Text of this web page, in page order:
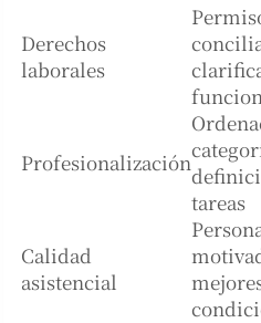
Derechos
laborales
Profesionalización
tareas
Calidad
asistencial